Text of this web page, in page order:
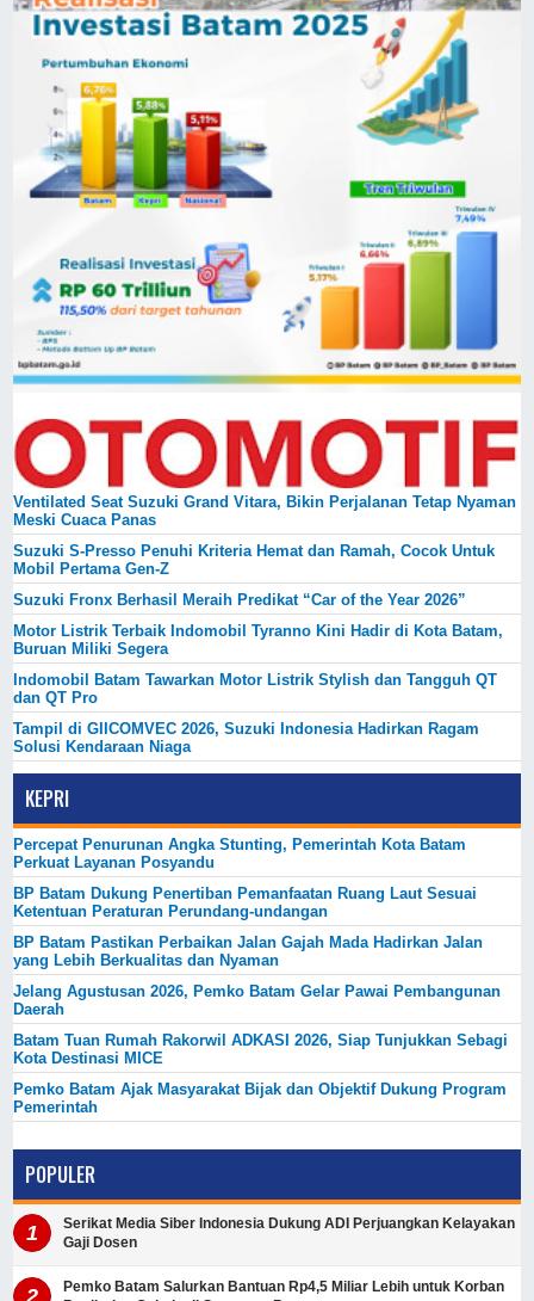
Ventilated Seat Suzuki Grand Vitara, Bikin Perjalanan Tetap Nyaman
Meski Cuaca Panas
Suzuki S-Presso Penuhi Kriteria Hemat dan Ramah, Cocok Untuk
Mobil Pertama Gen-Z
Suzuki Fronx Berhasil Meraih Predikat “Car of the Year 2026”
Motor Listrik Terbaik Indomobil Tyranno Kini Hadir di Kota Batam,
Buruan Miliki Segera
Indomobil Batam Tawarkan Motor Listrik Stylish dan Tangguh QT
dan QT Pro
Tampil di GIICOMVEC 2026, Suzuki Indonesia Hadirkan Ragam
Solusi Kendaraan Niaga
KEPRI
Percepat Penurunan Angka Stunting, Pemerintah Kota Batam
Perkuat Layanan Posyandu
BP Batam Dukung Penertiban Pemanfaatan Ruang Laut Sesuai
Ketentuan Peraturan Perundang-undangan
BP Batam Pastikan Perbaikan Jalan Gajah Mada Hadirkan Jalan
yang Lebih Berkualitas dan Nyaman
Jelang Agustusan 2026, Pemko Batam Gelar Pawai Pembangunan
Daerah
Batam Tuan Rumah Rakorwil ADKASI 2026, Siap Tunjukkan Sebagi
Kota Destinasi MICE
Pemko Batam Ajak Masyarakat Bijak dan Objektif Dukung Program
Pemerintah
POPULER
Serikat Media Siber Indonesia Dukung ADI Perjuangkan Kelayakan
Gaji Dosen
Pemko Batam Salurkan Bantuan Rp4,5 Miliar Lebih untuk Korban